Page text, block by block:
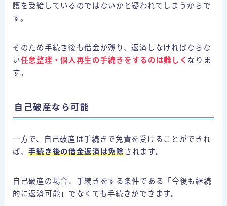
護を受給しているのではないかと疑われてしまうからで
す。
そのため手続き後も借金が残り、返済しなければならな
い任意整理・個人再生の手続きをするのは難しく なりま
す。
自己破産なら可能
一方で、自己破産は手続きで免責を受けることができれ
ば、手続き後の借金返済は免除されます。
自己破産の場合、手続きをする条件である「今後も継続
的に返済可能」でなくても手続きができます。